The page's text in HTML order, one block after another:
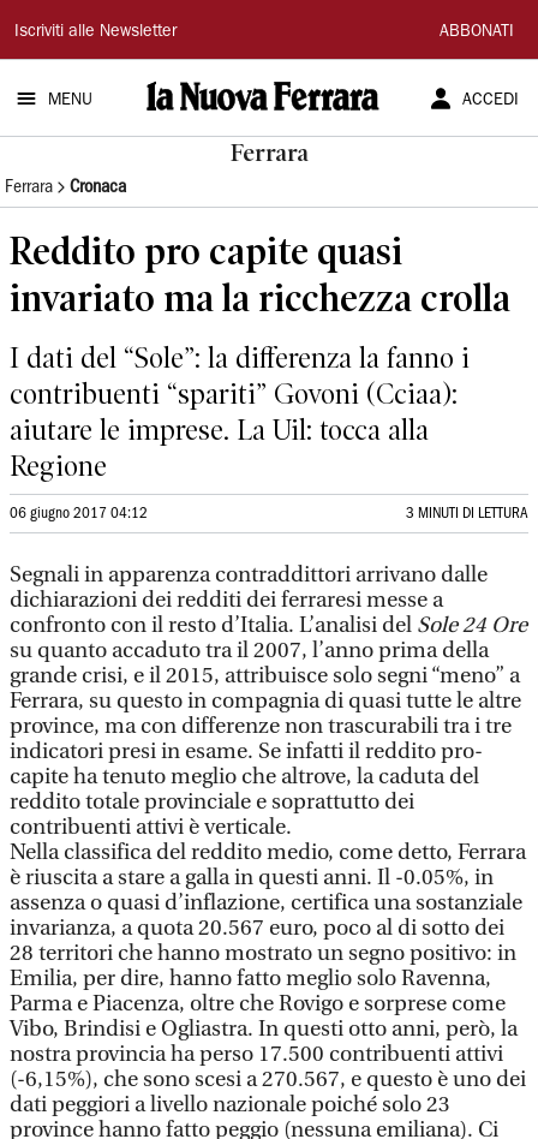
La
Nuova
Ferrara
Iscriviti alle Newsletter ABBONATI
MENU ACCEDI
Ferrara
Ferrara Cronaca
Reddito pro capite quasi
invariato ma la ricchezza crolla
I dati del “Sole”: la differenza la fanno i
contribuenti “spariti” Govoni (Cciaa):
aiutare le imprese. La Uil: tocca alla
Regione
06 giugno 2017 04:12 3 MINUTI DI LETTURA
Segnali in apparenza contraddittori arrivano dalle
dichiarazioni dei redditi dei ferraresi messe a
confronto con il resto d’Italia. L’analisi del Sole 24 Ore
su quanto accaduto tra il 2007, l’anno prima della
grande crisi, e il 2015, attribuisce solo segni “meno” a
Ferrara, su questo in compagnia di quasi tutte le altre
province, ma con differenze non trascurabili tra i tre
indicatori presi in esame. Se infatti il reddito pro-
capite ha tenuto meglio che altrove, la caduta del
reddito totale provinciale e soprattutto dei
contribuenti attivi è verticale.
Nella classifica del reddito medio, come detto, Ferrara
è riuscita a stare a galla in questi anni. Il -0.05%, in
assenza o quasi d’inflazione, certifica una sostanziale
invarianza, a quota 20.567 euro, poco al di sotto dei
28 territori che hanno mostrato un segno positivo: in
Emilia, per dire, hanno fatto meglio solo Ravenna,
Parma e Piacenza, oltre che Rovigo e sorprese come
Vibo, Brindisi e Ogliastra. In questi otto anni, però, la
nostra provincia ha perso 17.500 contribuenti attivi
(-6,15%), che sono scesi a 270.567, e questo è uno dei
dati peggiori a livello nazionale poiché solo 23
province hanno fatto peggio (nessuna emiliana). Ci